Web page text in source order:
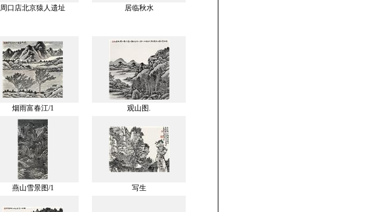
周口店北京猿人遗址 居临秋水
烟雨富春江/1 观山图.
燕山雪景图/1 写生